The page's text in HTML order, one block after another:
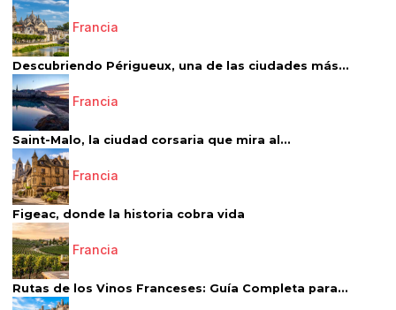
Francia
Descubriendo Périgueux, una de las ciudades más...
Francia
Saint-Malo, la ciudad corsaria que mira al...
Francia
Figeac, donde la historia cobra vida
Francia
Rutas de los Vinos Franceses: Guía Completa para...